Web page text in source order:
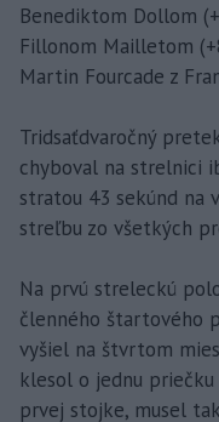
Benediktom Dollom
Fillonom Mailletom
Martin Fourcade z
Tridsaťdvaročný
chyboval na strelnici
stratou 43 sekúnd na
streľbu zo všetkých
Na prvú streleckú
členného štartového
vyšiel na štvrtom
klesol o jednu
prvej stojke, musel